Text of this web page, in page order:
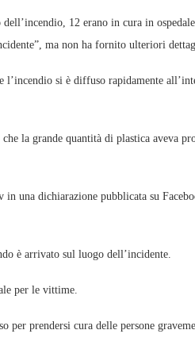
12 erano in cura in
ma non ha fornito ulteriori
si è diffuso rapidamente
la grande quantità di plastica aveva
una dichiarazione pubblicata su
è arrivato sul luogo dell’incidente.
per le vittime.
per prendersi cura delle persone